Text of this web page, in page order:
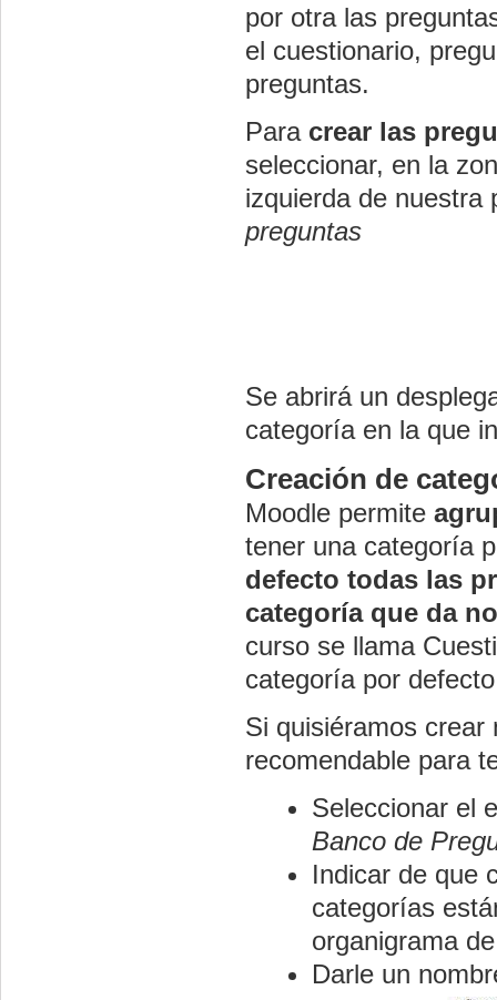
por otra las
el cuestionario,
preguntas.
Para crear las
seleccionar, en la
izquierda de nuestra
preguntas
Se abrirá un
categoría en la que
Creación de
Moodle permite
tener una categoría
defecto todas las
categoría que da
curso se llama
categoría por
Si quisiéramos
recomendable para
Seleccionar el
Banco de
Indicar de que
categorías
organigrama
Darle un